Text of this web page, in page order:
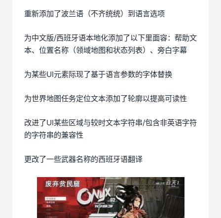
重新添加了波兰语（不齐统统）到语言选项
为中文版/西班牙语本地化添加了以下里面容：帮助文
本、位置名称（领域地图和状态列表）、旁白字幕
为某些UI元素际现了基于语言参数的字体替换
为世界地图任务定位文本添加了轮廓以提高可读性
改进了UI某些区域与较时文本字符串/包含非英语字符
的字符串的兼容性
更改了一些武器名称的西班牙语翻译